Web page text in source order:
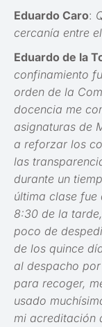
Eduardo Caro:
cercanía entre
Eduardo de la
confinamiento
orden de la
docencia me
asignaturas de
a reforzar los
las
durante un
última clase fue
8:30 de la
poco de
de los quince
al despacho
para recoger,
usado
mi acreditación